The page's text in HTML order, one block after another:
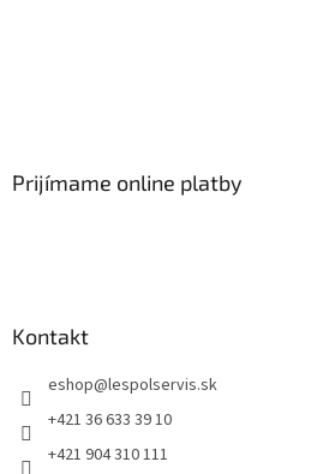
Prijímame online platby
Kontakt
eshop@lespolservis.sk
+421 36 633 39 10
+421 904 310 111